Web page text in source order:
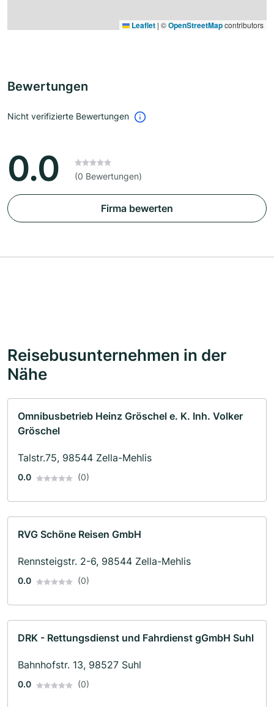
Leaflet | ©OpenStreetMapcontributors
Bewertungen
Nicht verifizierte Bewertungen
0.0 (0 Bewertungen)
Firma bewerten
Reisebusunternehmen in der
Nähe
Omnibusbetrieb Heinz Gröschel e. K. Inh. Volker
Gröschel
Talstr.75, 98544 Zella-Mehlis
0.0 (0)
RVG Schöne Reisen GmbH
Rennsteigstr. 2-6, 98544 Zella-Mehlis
0.0 (0)
DRK - Rettungsdienst und Fahrdienst gGmbH Suhl
Bahnhofstr. 13, 98527 Suhl
0.0 (0)